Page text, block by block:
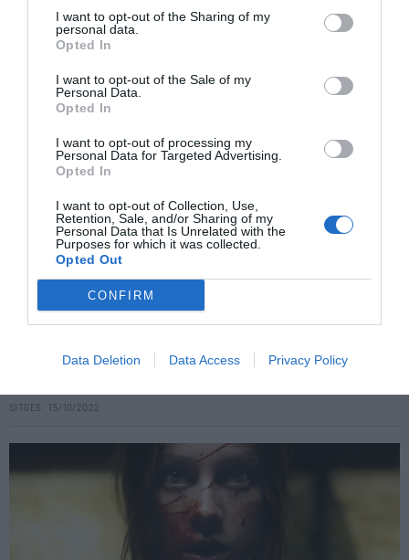
I want to opt-out of the Sharing of my
personal data.
Opted In
I want to opt-out of the Sale of my
Personal Data.
Opted In
I want to opt-out of processing my
Personal Data for Targeted Advertising.
Opted In
I want to opt-out of Collection, Use,
Retention, Sale, and/or Sharing of my
Personal Data that Is Unrelated with the
Purposes for which it was collected.
Opted Out
CONFIRM
Data Deletion Data Access Privacy Policy
con Luna Pamies como heroína líquida.
BARCELONA 04/11/2022
El “oscuro secreto” de ‘Mantícora’
El cineasta Carlos Vermut habla de su última película, un
relato “sobre los límites de la fantasía” aclamado en el Festival
SITGES 15/10/2022